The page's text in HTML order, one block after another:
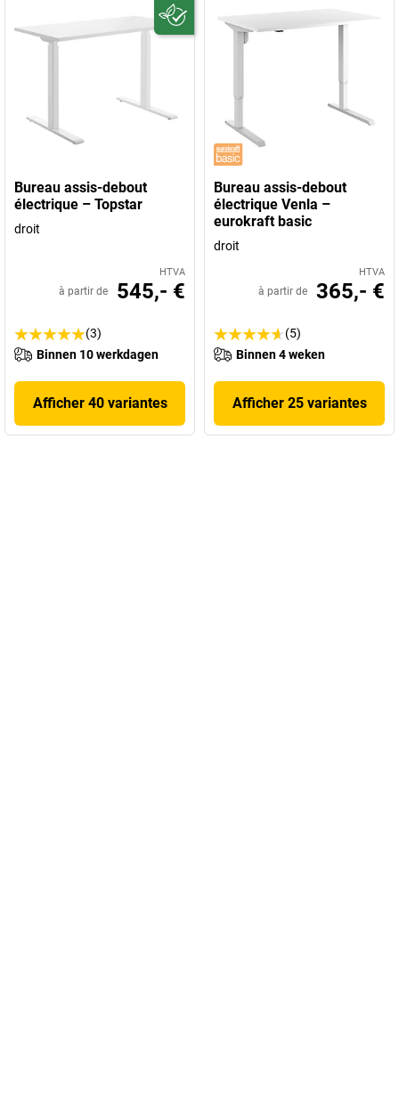
Bureau assis-debout
électrique – Topstar
droit
HTVA
à partir de 545,- €
(3)
Binnen 10 werkdagen
Afficher 40 variantes
Bureau assis-debout
électrique Venla –
eurokraft basic
droit
HTVA
à partir de 365,- €
(5)
Binnen 4 weken
Afficher 25 variantes